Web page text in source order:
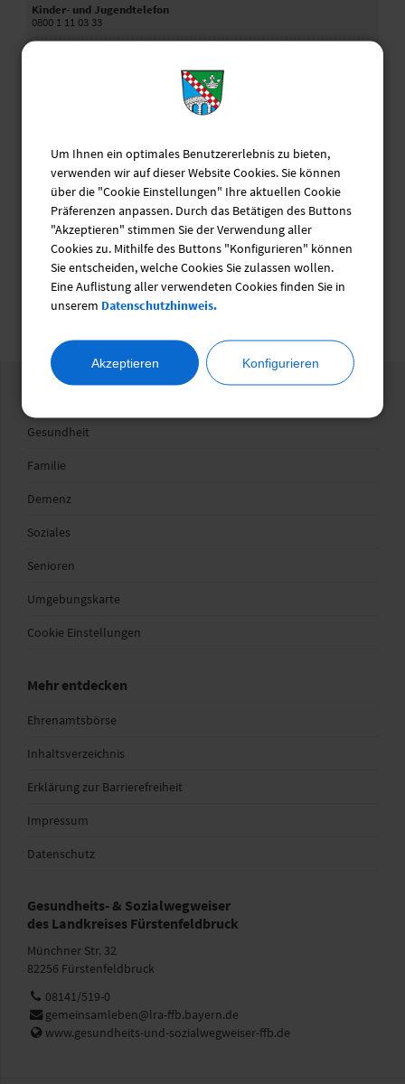
Kinder- und Jugendtelefon
0800 1 11 03 33
08000 11 60 16
Krisendienst Psychiatrie Oberbayern
0800 655 3000
Behördennotruf
Ehrenamtsbörse
Gesundheit
Familie
Demenz
Soziales
Senioren
Umgebungskarte
Cookie Einstellungen
Mehr entdecken
Ehrenamtsbörse
Inhaltsverzeichnis
Erklärung zur Barrierefreiheit
Impressum
Datenschutz
Gesundheits- & Sozialwegweiser
des Landkreises Fürstenfeldbruck
Münchner Str. 32
82256 Fürstenfeldbruck
Telefon:
08141/519-0
E-
Mail:
gemeinsamleben@lra-ffb.bayern.de
Web:
www.gesundheits-und-sozialwegweiser-ffb.de
Um Ihnen ein optimales Benutzererlebnis zu bieten,
verwenden wir auf dieser Website Cookies. Sie können
über die "Cookie Einstellungen" Ihre aktuellen Cookie
Präferenzen anpassen. Durch das Betätigen des Buttons
"Akzeptieren" stimmen Sie der Verwendung aller
Cookies zu. Mithilfe des Buttons "Konfigurieren" können
Sie entscheiden, welche Cookies Sie zulassen wollen.
Eine Auflistung aller verwendeten Cookies finden Sie in
unserem Datenschutzhinweis.
Akzeptieren Konfigurieren